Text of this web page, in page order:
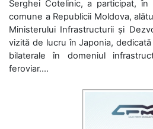
Serghei Cotelinic, a participat,
comune a Republicii Moldova,
Ministerului Infrastructurii și
vizită de lucru în Japonia,
bilaterale în domeniul
feroviar....